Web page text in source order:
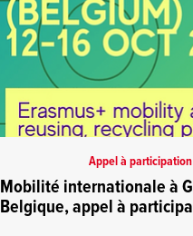
Appel à participation
Mobilité internationale à
Belgique, appel à